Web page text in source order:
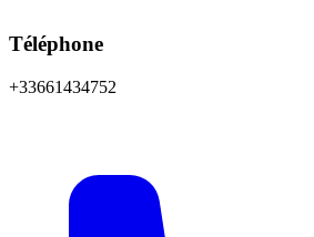
Téléphone
+33661434752